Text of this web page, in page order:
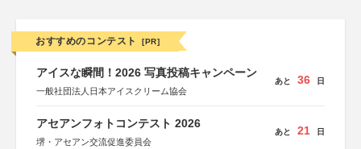
おすすめのコンテスト [PR]
アイスな瞬間！2026 写真投稿キャンペーン
一般社団法人日本アイスクリーム協会
あと 36 日
アセアンフォトコンテスト 2026
堺・アセアン交流促進委員会
あと 21 日